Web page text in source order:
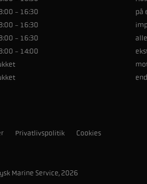
- 16:30
- 16:30
- 16:30
- 14:00
på
Privatlivspolitik Cookies
Marine Service, 2026